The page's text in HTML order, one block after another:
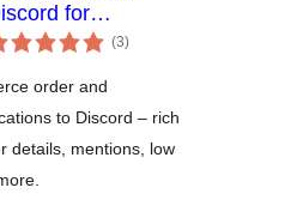
for
(3αξιολογήσεις
σύνολο
)
order and
to Discord – rich
details, mentions, low